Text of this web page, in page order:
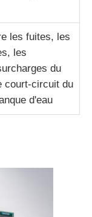
les fuites, les
les
du
court-circuit du
d'eau